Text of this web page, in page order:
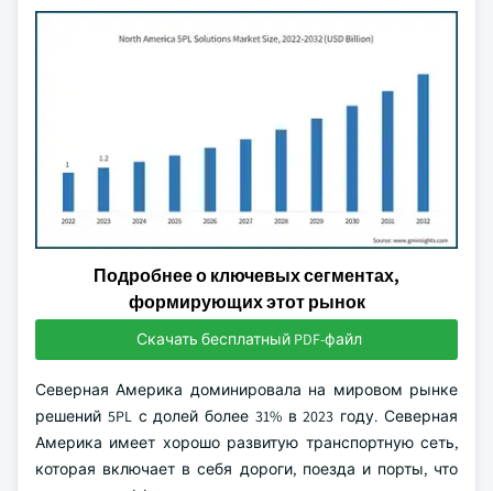
Подробнее о ключевых сегментах,
формирующих этот рынок
Скачать бесплатный PDF-файл
Северная Америка доминировала на мировом рынке
решений 5PL с долей более 31% в 2023 году. Северная
Америка имеет хорошо развитую транспортную сеть,
которая включает в себя дороги, поезда и порты, что